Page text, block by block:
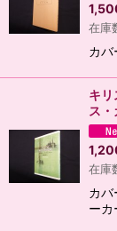
在庫
カ
キ
ス
在庫
カ
ー